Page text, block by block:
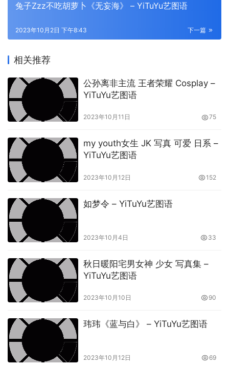
兔子Zzz不吃胡萝卜《无妄海》 – YiTuYu艺图语
下一篇
2023年10月2日 下午8:43
相关推荐
公孙离非主流 王者荣耀 Cosplay –
YiTuYu艺图语
2023年10月11日 75
my youth女生 JK 写真 可爱 日系 –
YiTuYu艺图语
2023年10月12日 152
如梦令 – YiTuYu艺图语
2023年10月4日 33
秋日暖阳宅男女神 少女 写真集 –
YiTuYu艺图语
2023年10月10日 90
玮玮《蓝与白》 – YiTuYu艺图语
2023年10月12日 69